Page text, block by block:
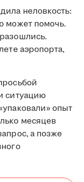
неловкость:
может помочь.
аэропорта,
ситуацию
опыт
месяцев
а позже